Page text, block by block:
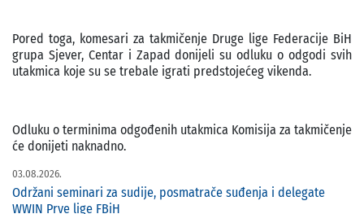
Pored toga, komesari za takmičenje Druge lige Federacije BiH
grupa Sjever, Centar i Zapad donijeli su odluku o odgodi svih
utakmica koje su se trebale igrati predstojećeg vikenda.
Odluku o terminima odgođenih utakmica Komisija za takmičenje
će donijeti naknadno.
03.08.2026.
Održani seminari za sudije, posmatrače suđenja i delegate
WWIN Prve lige FBiH